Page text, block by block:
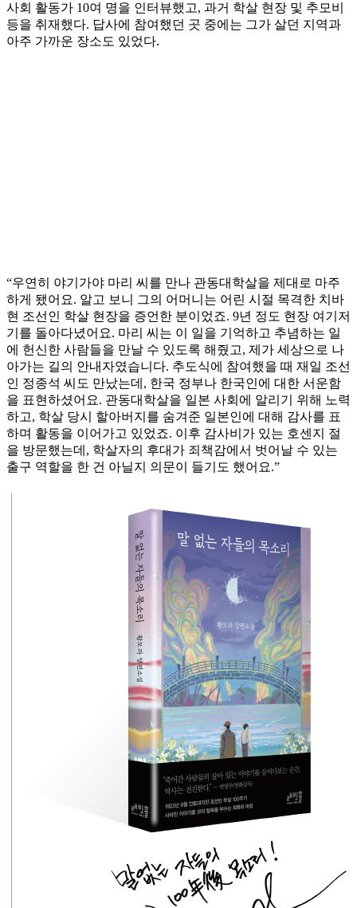
사회 활동가 10여 명을 인터뷰했고, 과거 학살 현장 및 추모비
등을 취재했다. 답사에 참여했던 곳 중에는 그가 살던 지역과
아주 가까운 장소도 있었다.
“우연히 야기가야 마리 씨를 만나 관동대학살을 제대로 마주
하게 됐어요. 알고 보니 그의 어머니는 어린 시절 목격한 치바
현 조선인 학살 현장을 증언한 분이었죠. 9년 정도 현장 여기저
기를 돌아다녔어요. 마리 씨는 이 일을 기억하고 추념하는 일
에 헌신한 사람들을 만날 수 있도록 해줬고, 제가 세상으로 나
아가는 길의 안내자였습니다. 추도식에 참여했을 때 재일 조선
인 정종석 씨도 만났는데, 한국 정부나 한국인에 대한 서운함
을 표현하셨어요. 관동대학살을 일본 사회에 알리기 위해 노력
하고, 학살 당시 할아버지를 숨겨준 일본인에 대해 감사를 표
하며 활동을 이어가고 있었죠. 이후 감사비가 있는 호센지 절
을 방문했는데, 학살자의 후대가 죄책감에서 벗어날 수 있는
출구 역할을 한 건 아닐지 의문이 들기도 했어요.”